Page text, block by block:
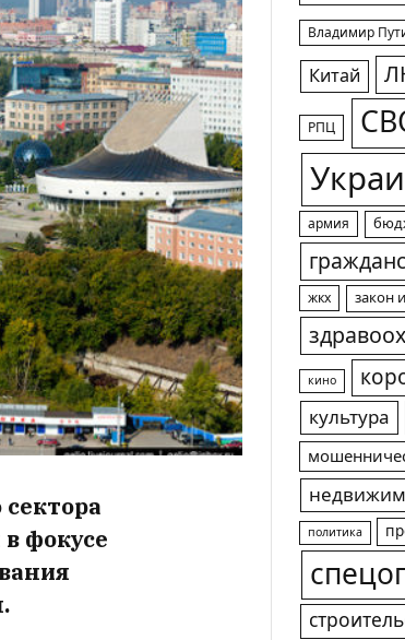
фокусе
Владимир
Китай
РПЦ
армия
жкх закон
кино
культура
политика